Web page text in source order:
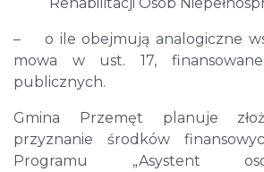
– o ile obejmują analogiczne
mowa w ust. 17,
publicznych.
Gmina Przemęt planuje
przyznanie środków
Programu „Asystent